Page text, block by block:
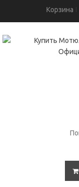
Корзина